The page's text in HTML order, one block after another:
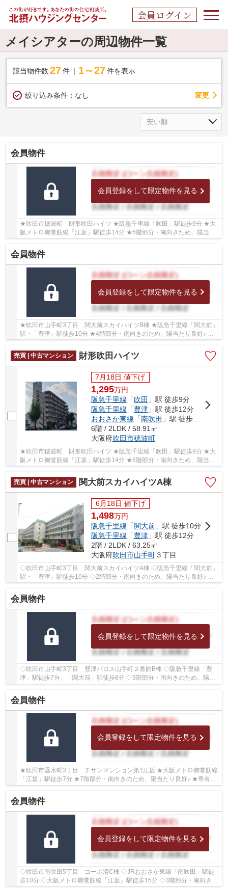
会員ログイン
メイシアターの周辺物件一覧
該当物件数 27件 1～27 件を表示
絞り込み条件： なし 変更
会員物件
会員登録をして限定物件を見る
★吹田市穂波町 財形吹田ハイツ ★阪急千里線「吹田」駅徒歩9分 ★大
阪メトロ御堂筋線「江坂」駅徒歩14分 ★6階部分・南向きため、陽当た
会員物件
会員登録をして限定物件を見る
★吹田市山手町3丁目 関大前スカイハイツB棟 ★阪急千里線「関大前」
駅・「豊津」駅徒歩10分 ★4階部分・南向きのため、陽当たり良好♪ ★
専有面積59.67㎡の3DK ★学校区は山手小学校、豊津...
売買 | 中古マンション
財形吹田ハイツ
7月18日 値下げ
1,295万円
阪急千里線 「吹田 」駅 徒歩9分
阪急千里線 「豊津」駅 徒歩12分
おおさか東線 「南吹田 」駅 徒歩15分
6階 / 2LDK / 58.91㎡
大阪府吹田市穂波町
★吹田市穂波町 財形吹田ハイツ ★阪急千里線「吹田」駅徒歩9分 ★大
阪メトロ御堂筋線「江坂」駅徒歩14分 ★6階部分・南向きため、陽当た
売買 | 中古マンション
関大前スカイハイツA棟
6月18日 値下げ
1,498万円
阪急千里線 「関大前」駅 徒歩10分
阪急千里線 「豊津」駅 徒歩12分
2階 / 2LDK / 63.25㎡
大阪府吹田市山手町３丁目
◇吹田市山手町3丁目 関大前スカイハイツA棟 ◇阪急千里線「関大前」
駅・「豊津」駅徒歩10分 ◇2階部分・南向きのため、陽当たり良好♪ ◇
専有面積63.25㎡の2LDK ◇室内リフォーム済 ◇山手...
会員物件
会員登録をして限定物件を見る
◇吹田市山手町3丁目 豊津パロス山手町２番館B棟 ◇阪急千里線「豊
津」駅徒歩7分、「関大前」駅徒歩8分 ◇3階部分・南向きのため、陽当
たり・通風良好 ◇専有面積70.93㎡の3SLDK ◇敷地内...
会員物件
会員登録をして限定物件を見る
★吹田市垂水町3丁目 チサンマンション第1江坂 ★大阪メトロ御堂筋線
「江坂」駅徒歩7分 ★7階部分・南向きのため、陽当たり良好♪ ★専有面
積58.53㎡の1SLDK ★2014年5月室内リフォーム歴が...
会員物件
会員登録をして限定物件を見る
◇吹田市南吹田5丁目 コーポ清C棟 ◇JRおおさか東線「南吹田」駅徒
歩10分 ◇大阪メトロ御堂筋線「江坂」駅徒歩15分 ◇3階部分・南向きの